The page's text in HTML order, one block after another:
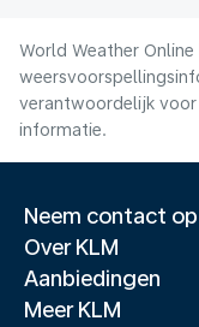
World Weather
verantwoordelijk
informatie.
Neem contact op
Over KLM
Aanbiedingen
Meer KLM